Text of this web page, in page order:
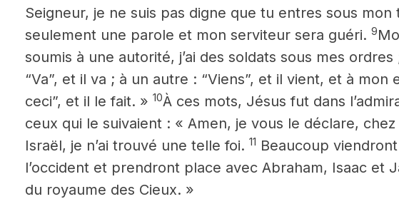
Seigneur, je ne suis pas digne que tu entres sous mon
seulement une parole et mon serviteur sera guéri. 9
soumis à une autorité, j’ai des soldats sous mes ordres
“Va”, et il va ; à un autre : “Viens”, et il vient, et à mon
ceci”, et il le fait. » 10À ces mots, Jésus fut dans
ceux qui le suivaient : « Amen, je vous le déclare,
Israël, je n’ai trouvé une telle foi. 11 Beaucoup
l’occident et prendront place avec Abraham, Isaac et
du royaume des Cieux. »